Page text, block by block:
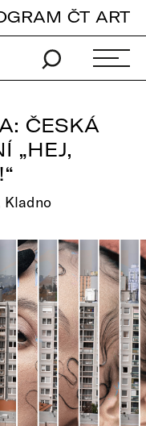
ČT ART
ČESKÁ
„HEJ,
Kladno